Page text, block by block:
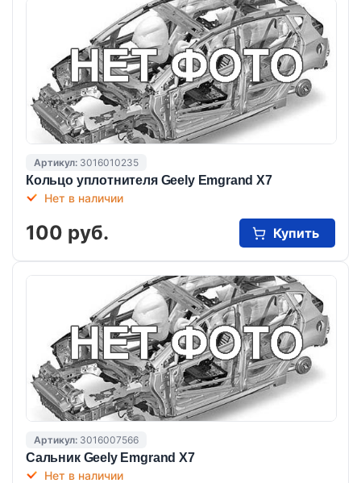
Артикул: 3016010235
Кольцо уплотнителя Geely Emgrand X7
Нет в наличии
100 руб. Купить
Артикул: 3016007566
Сальник Geely Emgrand X7
Нет в наличии